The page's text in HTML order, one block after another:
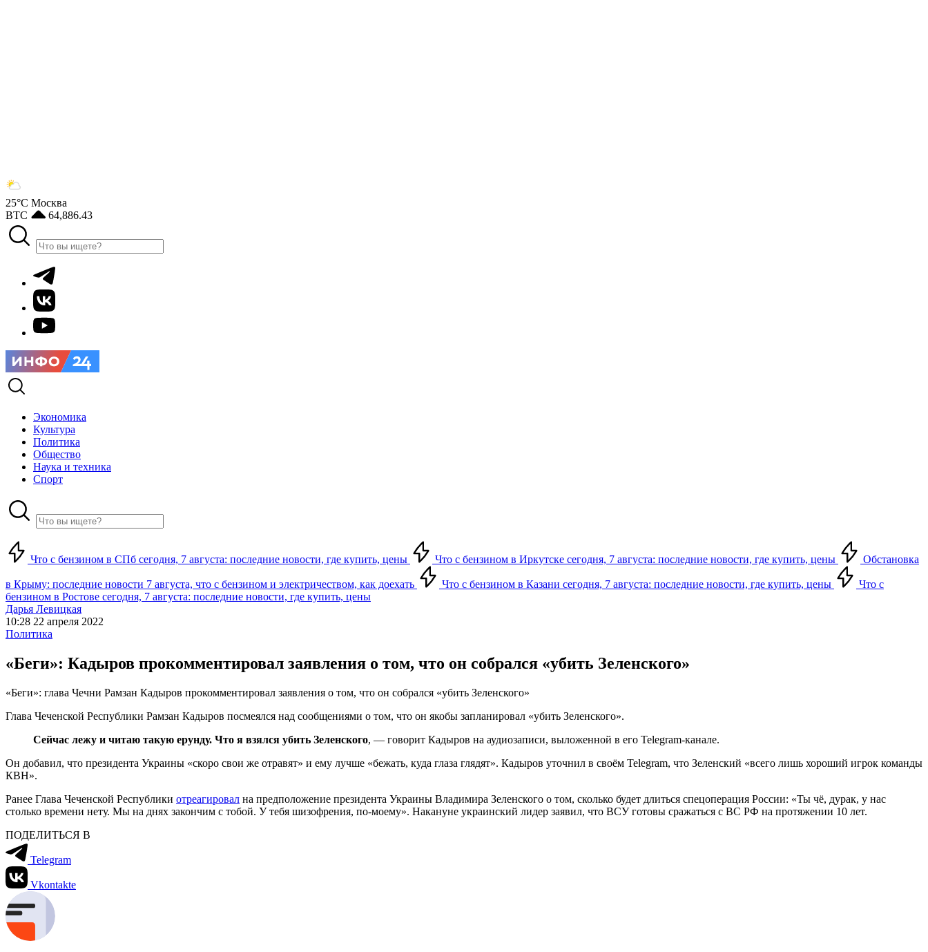
25°С Москва
BTC
64,886.43
Экономика
Культура
Политика
Общество
Наука и техника
Спорт
Что с бензином в СПб сегодня, 7 августа: последние новости, где купить, цены Что с бензином в Иркутске сегодня, 7 августа: последние новости, где купить, цены Обстановка
в Крыму: последние новости 7 августа, что с бензином и электричеством, как доехать Что с бензином в Казани сегодня, 7 августа: последние новости, где купить, цены
Что с
бензином в Ростове сегодня, 7 августа: последние новости, где купить, цены
Дарья Левицкая
10:28 22 апреля 2022
Политика
«Беги»: Кадыров прокомментировал заявления о том, что он собрался «убить Зеленского»
«Беги»: глава Чечни Рамзан Кадыров прокомментировал заявления о том, что он собрался «убить Зеленского»
Глава Чеченской Республики Рамзан Кадыров посмеялся над сообщениями о том, что он якобы запланировал «убить Зеленского».
Сейчас лежу и читаю такую ерунду. Что я взялся убить Зеленского, — говорит Кадыров на аудиозаписи, выложенной в его Telegram-канале.
Он добавил, что президента Украины «скоро свои же отравят» и ему лучше «бежать, куда глаза глядят». Кадыров уточнил в своём Telegram, что Зеленский «всего лишь хороший игрок команды
КВН».
Ранее Глава Чеченской Республики отреагировал на предположение президента Украины Владимира Зеленского о том, сколько будет длиться спецоперация России: «Ты чё, дурак, у нас
столько времени нету. Мы на днях закончим с тобой. У тебя шизофрения, по-моему». Накануне украинский лидер заявил, что ВСУ готовы сражаться с ВС РФ на протяжении 10 лет.
ПОДЕЛИТЬСЯ В
Telegram
Vkontakte